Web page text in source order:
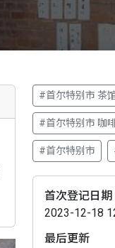
#首尔特别市 茶
#首尔特别市 咖
#首尔特别市
首次登记日期
2023-12-18
最后更新